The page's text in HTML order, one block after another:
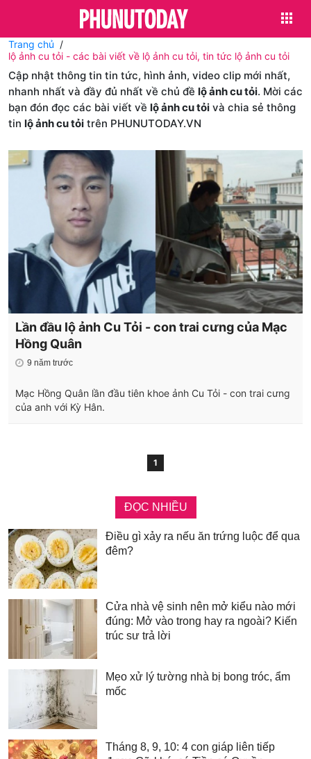
Trang chủ
lộ ảnh cu tỏi - các bài viết về lộ ảnh cu tỏi, tin tức lộ ảnh cu tỏi
Cập nhật thông tin tin tức, hình ảnh, video clip mới nhất,
nhanh nhất và đầy đủ nhất về chủ đề lộ ảnh cu tỏi. Mời các
bạn đón đọc các bài viết về lộ ảnh cu tỏi và chia sẻ thông
tin lộ ảnh cu tỏi trên PHUNUTODAY.VN
Lần đầu lộ ảnh Cu Tỏi - con trai cưng của Mạc
Hồng Quân
9 năm trước
Mạc Hồng Quân lần đầu tiên khoe ảnh Cu Tỏi - con trai cưng
của anh với Kỳ Hân.
1
ĐỌC NHIỀU
Điều gì xảy ra nếu ăn trứng luộc để qua
đêm?
Cửa nhà vệ sinh nên mở kiểu nào mới
đúng: Mở vào trong hay ra ngoài? Kiến
trúc sư trả lời
Mẹo xử lý tường nhà bị bong tróc, ẩm
mốc
Tháng 8, 9, 10: 4 con giáp liên tiếp